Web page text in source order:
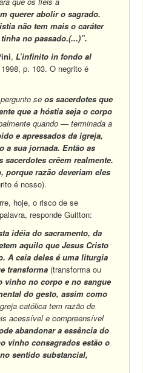
querer abolir o sagrado.
não tem mais o caráter
no passado.(...)”.
,L’infinito in fondo al
p. 103. O negrito é
seos sacerdotes que
que a hóstia seja o corpo
quando — terminada a
e apressados da igreja,
a sua jornada. Então as
sacerdotes crêem realmente.
porque razão deveriam eles
é nosso).
hoje, o risco de se
responde Guitton:
idéia do sacramento, da
aquilo que Jesus Cristo
A ceia deles é uma liturgia
transforma (transforma ou
vinho no corpo e no sangue
do gesto, assim como
católica tem razão de
acessível e compreensível
abandonar a essência do
vinho consagrados estão o
sentido substancial,